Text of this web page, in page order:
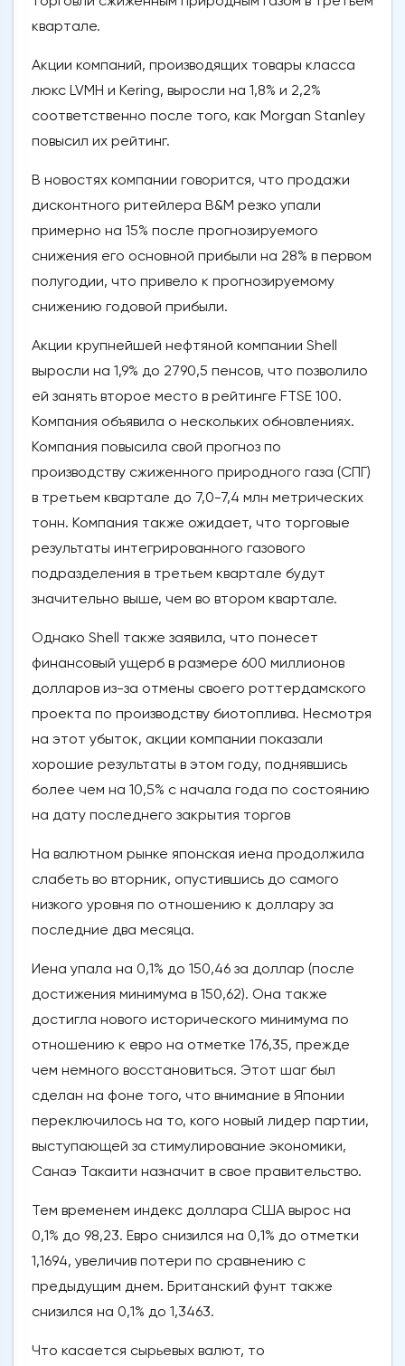
квартале.
Акции компаний, производящих товары класса
люкс LVMH и Kering, выросли на 1,8% и 2,2%
соответственно после того, как Morgan Stanley
повысил их рейтинг.
В новостях компании говорится, что продажи
дисконтного ритейлера B&M резко упали
примерно на 15% после прогнозируемого
снижения его основной прибыли на 28% в первом
полугодии, что привело к прогнозируемому
снижению годовой прибыли.
Акции крупнейшей нефтяной компании Shell
выросли на 1,9% до 2790,5 пенсов, что позволило
ей занять второе место в рейтинге FTSE 100.
Компания объявила о нескольких обновлениях.
Компания повысила свой прогноз по
производству сжиженного природного газа (СПГ)
в третьем квартале до 7,0-7,4 млн метрических
тонн. Компания также ожидает, что торговые
результаты интегрированного газового
подразделения в третьем квартале будут
значительно выше, чем во втором квартале.
Однако Shell также заявила, что понесет
финансовый ущерб в размере 600 миллионов
долларов из-за отмены своего роттердамского
проекта по производству биотоплива. Несмотря
на этот убыток, акции компании показали
хорошие результаты в этом году, поднявшись
более чем на 10,5% с начала года по состоянию
на дату последнего закрытия торгов
На валютном рынке японская иена продолжила
слабеть во вторник, опустившись до самого
низкого уровня по отношению к доллару за
последние два месяца.
Иена упала на 0,1% до 150,46 за доллар (после
достижения минимума в 150,62). Она также
достигла нового исторического минимума по
отношению к евро на отметке 176,35, прежде
чем немного восстановиться. Этот шаг был
сделан на фоне того, что внимание в Японии
переключилось на то, кого новый лидер партии,
выступающей за стимулирование экономики,
Санаэ Такаити назначит в свое правительство.
Тем временем индекс доллара США вырос на
0,1% до 98,23. Евро снизился на 0,1% до отметки
1,1694, увеличив потери по сравнению с
предыдущим днем. Британский фунт также
снизился на 0,1% до 1,3463.
Что касается сырьевых валют, то